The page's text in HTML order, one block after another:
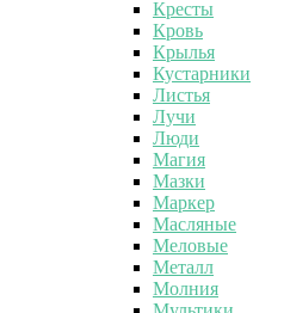
Кресты
Кровь
Крылья
Кустарники
Листья
Лучи
Люди
Магия
Мазки
Маркер
Масляные
Меловые
Металл
Молния